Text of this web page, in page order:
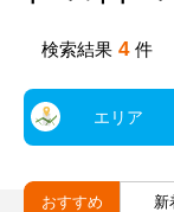
検索結果 4 件
エリア
おすすめ 新